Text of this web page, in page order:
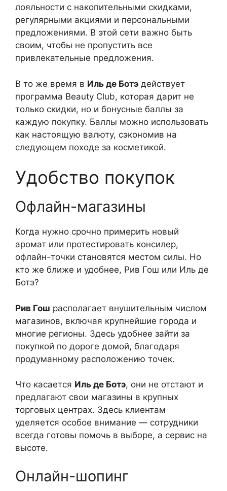
лояльности с накопительными скидками,
регулярными акциями и персональными
предложениями. В этой сети важно быть
своим, чтобы не пропустить все
привлекательные предложения.
В то же время в Иль де Ботэ действует
программа Beauty Club, которая дарит не
только скидки, но и бонусные баллы за
каждую покупку. Баллы можно использовать
как настоящую валюту, сэкономив на
следующем походе за косметикой.
Удобство покупок
Офлайн-магазины
Когда нужно срочно примерить новый
аромат или протестировать консилер,
офлайн-точки становятся местом силы. Но
кто же ближе и удобнее, Рив Гош или Иль де
Ботэ?
Рив Гош располагает внушительным числом
магазинов, включая крупнейшие города и
многие регионы. Здесь удобнее зайти за
покупкой по дороге домой, благодаря
продуманному расположению точек.
Что касается Иль де Ботэ, они не отстают и
предлагают свои магазины в крупных
торговых центрах. Здесь клиентам
уделяется особое внимание — сотрудники
всегда готовы помочь в выборе, а сервис на
высоте.
Онлайн-шопинг